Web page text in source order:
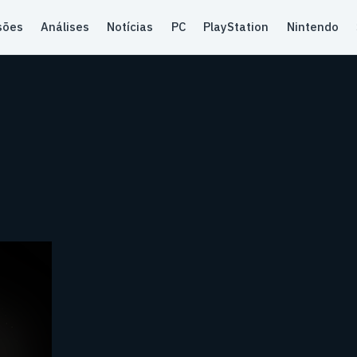
Análises Notícias PC PlayStation Nintendo